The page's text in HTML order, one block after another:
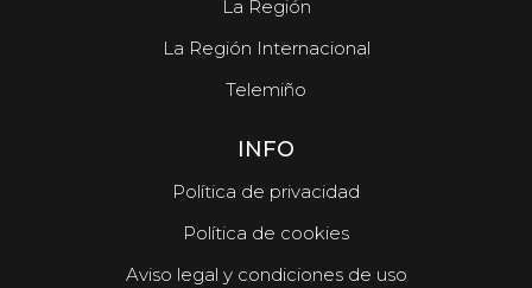
La Región
La Región Internacional
Telemiño
INFO
Política de privacidad
Política de cookies
Aviso legal y condiciones de uso